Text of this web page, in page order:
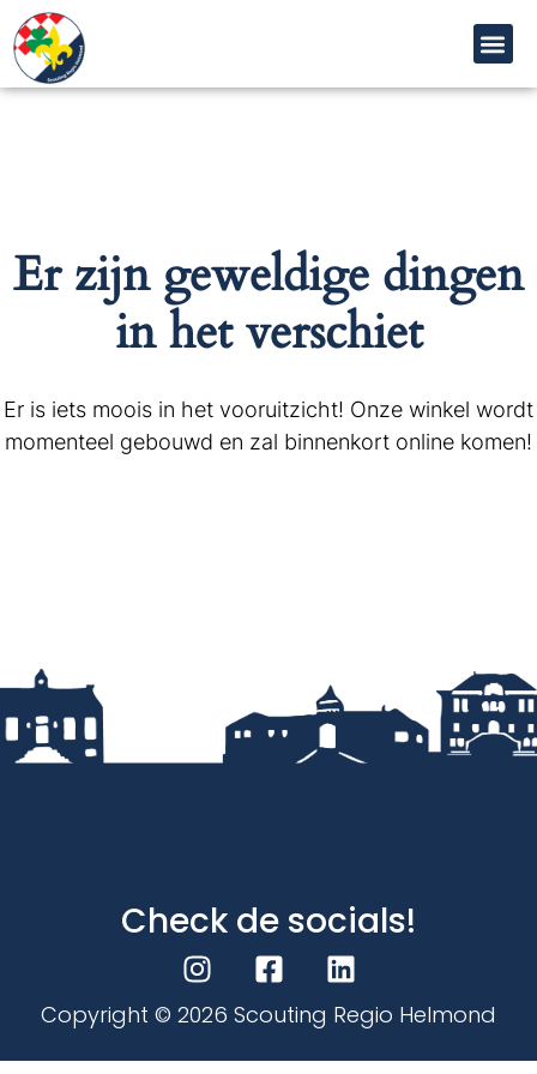
Er zijn geweldige dingen
in het verschiet
Er is iets moois in het vooruitzicht! Onze winkel wordt
momenteel gebouwd en zal binnenkort online komen!
Check de socials!
Copyright © 2026 Scouting Regio Helmond